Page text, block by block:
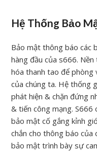
Hệ Thống Bảo
Bảo mật thông báo các
hàng đầu của s666.
hóa thanh tao để phòng
của chúng ta. Hệ thống
phát hiện & chặn đứng
& tiến công mạng. S666
bảo mật cố gắng kỉnh
chắn cho thông báo
bảo mật trình bày sự